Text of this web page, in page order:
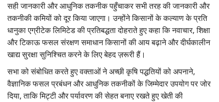
सही जानकारी और आधुनिक तकनीक पहुँचाकर सभी तरह की जानकारी और
तकनीकी कमियों को दूर किया जाएगा। उन्होंने किसानों के कल्याण के प्रति
धानुका एग्रीटेक लिमिटेड की प्रतिबद्धता दोहराते हुए कहा कि नवाचार, शिक्षा
और टिकाऊ फसल संरक्षण समाधान किसानों की आय बढ़ाने और दीर्घकालीन
खाद्य सुरक्षा सुनिश्चित करने के लिए बेहद ज़रूरी हैं।
सभा को संबोधित करते हुए वक्ताओं ने अच्छी कृषि पद्धतियों को अपनाने,
वैज्ञानिक फसल प्रबंधन और आधुनिक तकनीकों के जिम्मेदार उपयोग पर जोर
दिया, ताकि मिट्टी और पर्यावरण की सेहत बनाए रखते हुए खेती की